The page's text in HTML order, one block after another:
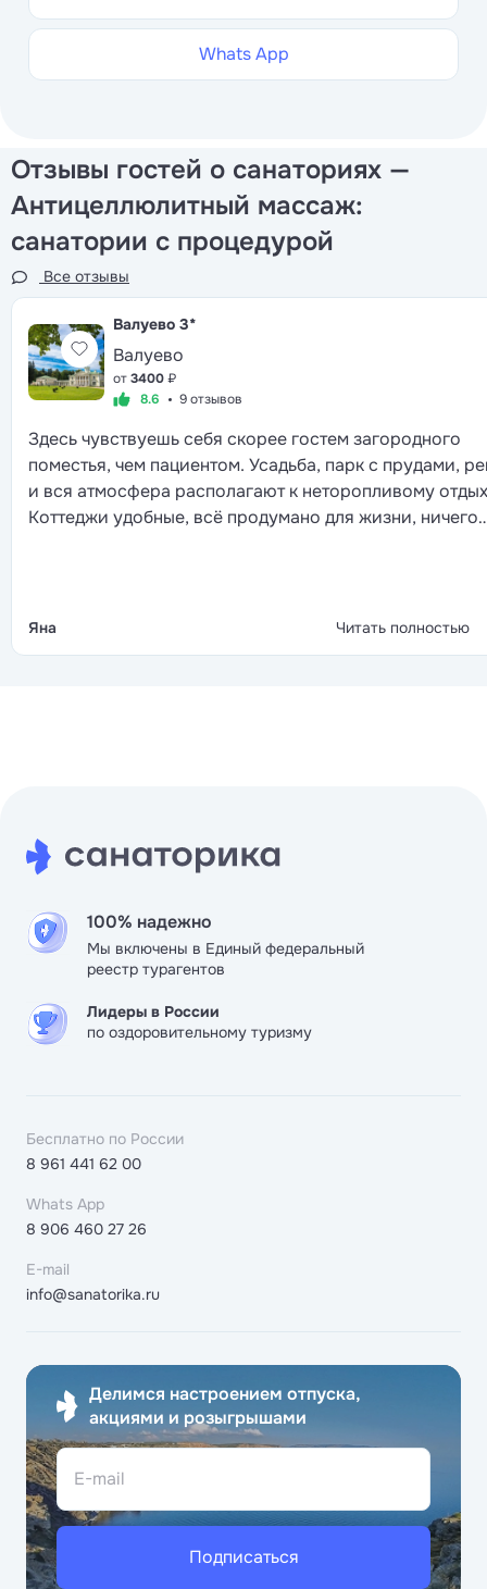
Whats App
Отзывы гостей о санаториях —
Антицеллюлитный массаж:
санатории с процедурой
Все отзывы
Валуево 3*
Валуево
от3400₽
8.6
9 отзывов
Здесь чувствуешь себя скорее гостем загородного
поместья, чем пациентом. Усадьба, парк с прудами,
и вся атмосфера располагают к неторопливому
Коттеджи удобные, всё продумано для жизни, ничего
лечебных процедур до мягких восстановительных
Яна Читать полностью
100% надежно
Мы включены в Единый федеральный
реестр турагентов
Лидеры в России
по оздоровительному туризму
Бесплатно по России
8 961 441 62 00
Whats App
8 906 460 27 26
E-mail
info@sanatorika.ru
Делимся настроением отпуска,
акциями и розыгрышами
E-mail
Подписаться